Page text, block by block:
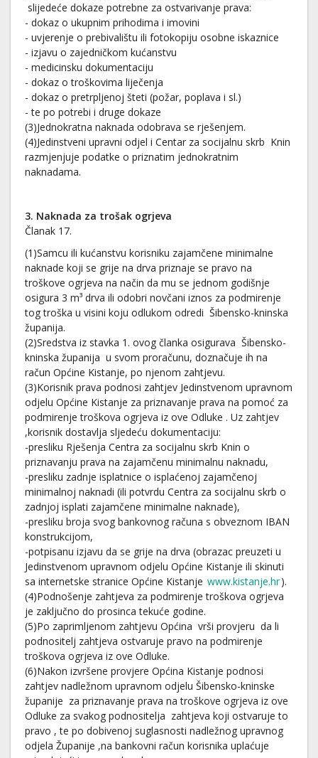
slijedeće dokaze potrebne za ostvarivanje prava:
- dokaz o ukupnim prihodima i imovini
- uvjerenje o prebivalištu ili fotokopiju osobne iskaznice
- izjavu o zajedničkom kućanstvu
- medicinsku dokumentaciju
- dokaz o troškovima liječenja
- dokaz o pretrpljenoj šteti (požar, poplava i sl.)
- te po potrebi i druge dokaze
(3)Jednokratna naknada odobrava se rješenjem.
(4)Jedinstveni upravni odjel i Centar za socijalnu skrb Knin
razmjenjuje podatke o priznatim jednokratnim
naknadama.
3. Naknada za trošak ogrjeva
Članak 17.
(1)Samcu ili kućanstvu korisniku zajamčene minimalne
naknade koji se grije na drva priznaje se pravo na
troškove ogrjeva na način da mu se jednom godišnje
osigura 3 m³ drva ili odobri novčani iznos za podmirenje
tog troška u visini koju odlukom odredi Šibensko-kninska
županija.
(2)Sredstva iz stavka 1. ovog članka osigurava Šibensko-
kninska županija u svom proračunu, doznačuje ih na
račun Općine Kistanje, po njenom zahtjevu.
(3)Korisnik prava podnosi zahtjev Jedinstvenom upravnom
odjelu Općine Kistanje za priznavanje prava na pomoć za
podmirenje troškova ogrjeva iz ove Odluke . Uz zahtjev
,korisnik dostavlja sljedeću dokumentaciju:
-presliku Rješenja Centra za socijalnu skrb Knin o
priznavanju prava na zajamčenu minimalnu naknadu,
-presliku zadnje isplatnice o isplaćenoj zajamčenoj
minimalnoj naknadi (ili potvrdu Centra za socijalnu skrb o
zadnjoj isplati zajamčene minimalne naknade),
-presliku broja svog bankovnog računa s obveznom IBAN
konstrukcijom,
-potpisanu izjavu da se grije na drva (obrazac preuzeti u
Jedinstvenom upravnom odjelu Općine Kistanje ili skinuti
sa internetske stranice Općine Kistanje www.kistanje.hr).
(4)Podnošenje zahtjeva za podmirenje troškova ogrjeva
je zaključno do prosinca tekuće godine.
(5)Po zaprimljenom zahtjevu Općina vrši provjeru da li
podnositelj zahtjeva ostvaruje pravo na podmirenje
troškova ogrjeva iz ove Odluke.
(6)Nakon izvršene provjere Općina Kistanje podnosi
zahtjev nadležnom upravnom odjelu Šibensko-kninske
županije za priznavanje prava na troškove ogrjeva iz ove
Odluke za svakog podnositelja zahtjeva koji ostvaruje to
pravo , te po dobivenoj suglasnosti nadležnog upravnog
odjela Županije ,na bankovni račun korisnika uplaćuje